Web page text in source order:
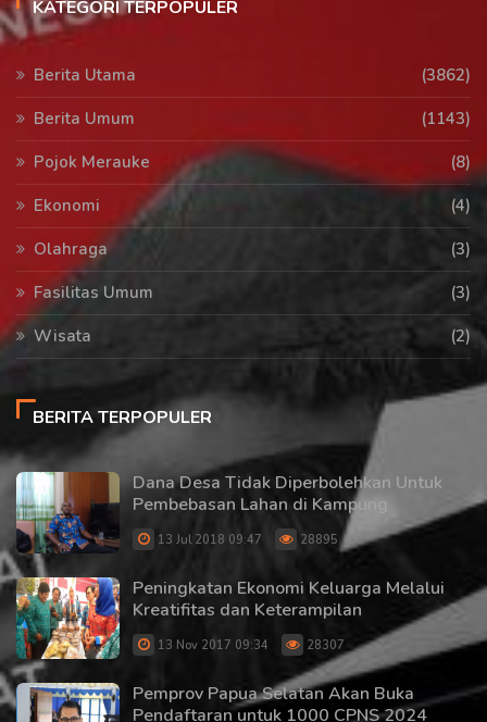
KATEGORI TERPOPULER
Berita Utama
(3862)
Berita Umum
(1143)
Pojok Merauke
(8)
Ekonomi
(4)
Olahraga
(3)
Fasilitas Umum
(3)
Wisata
(2)
BERITA TERPOPULER
Dana Desa Tidak Diperbolehkan Untuk
Pembebasan Lahan di Kampung
13 Jul 2018 09:47 28895
Peningkatan Ekonomi Keluarga Melalui
Kreatifitas dan Keterampilan
13 Nov 2017 09:34 28307
Pemprov Papua Selatan Akan Buka
Pendaftaran untuk 1000 CPNS 2024